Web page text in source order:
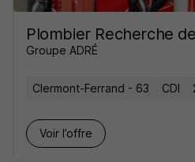
Plombier Recherche
Groupe ADRÉ
Clermont-Ferrand - 63 CDI
Voir l’offre